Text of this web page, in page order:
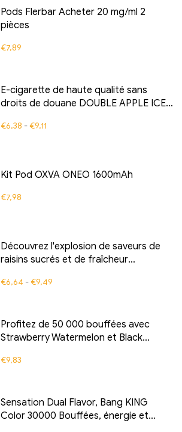
Pods Flerbar Acheter 20 mg/ml 2
pièces
€7,89
E-cigarette de haute qualité sans
droits de douane DOUBLE APPLE ICE
pommes et de fraîcheur
€6,38 -€9,11
Kit Pod OXVA ONEO 1600mAh
€7,98
Découvrez l'explosion de saveurs de
raisins sucrés et de fraîcheur
Rocket 18000 Puffs pour une
€6,64 -€9,49
Profitez de 50 000 bouffées avec
Strawberry Watermelon et Black
rencontre une fraîcheur glaciale
€9,83
Sensation Dual Flavor, Bang KING
Color 30000 Bouffées, énergie et